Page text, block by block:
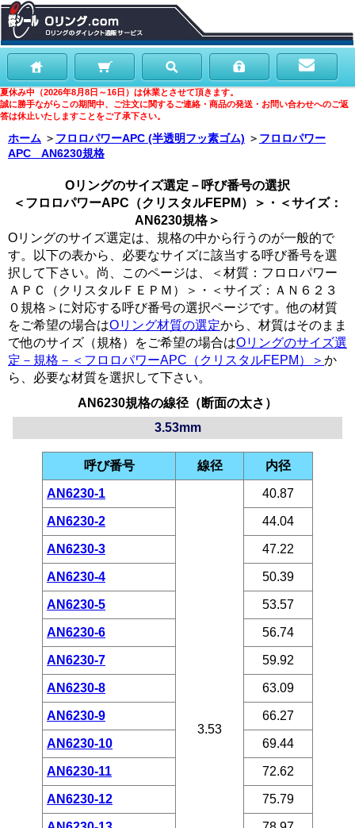
夏休み中（2026年8月8日～16日）は休業とさせて頂きます。
誠に勝手ながらこの期間中、ご注文に関するご連絡・商品の発送・お問い合わせへのご返
答は休止いたしますことをご了承下さい。
ホーム ＞ フロロパワーAPC (半透明フッ素ゴム) ＞ フロロパワー
APC AN6230規格
Oリングのサイズ選定－呼び番号の選択
＜フロロパワーAPC（クリスタルFEPM）＞・＜サイズ：
AN6230規格＞
Oリングのサイズ選定は、規格の中から行うのが一般的で
す。以下の表から、必要なサイズに該当する呼び番号を選
択して下さい。尚、このページは、＜材質：フロロパワー
ＡＰＣ（クリスタルＦＥＰＭ）＞・＜サイズ：ＡＮ６２３
０規格＞に対応する呼び番号の選択ページです。他の材質
をご希望の場合はOリング材質の選定から、材質はそのまま
で他のサイズ（規格）をご希望の場合はOリングのサイズ選
定－規格－＜フロロパワーAPC（クリスタルFEPM）＞ か
ら、必要な材質を選択して下さい。
AN6230規格の線径（断面の太さ）
3.53mm
呼び番号 線径 内径
AN6230-1
3.53
40.87
AN6230-2 44.04
AN6230-3 47.22
AN6230-4 50.39
AN6230-5 53.57
AN6230-6 56.74
AN6230-7 59.92
AN6230-8 63.09
AN6230-9 66.27
AN6230-10 69.44
AN6230-11 72.62
AN6230-12 75.79